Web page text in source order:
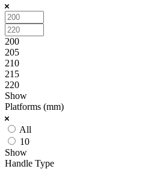
200
205
210
215
220
Show
Platforms (mm)
All
10
Show
Handle Type